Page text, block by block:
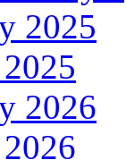
2025
2026